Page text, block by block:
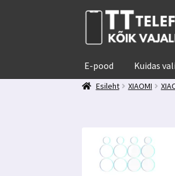
Liigu
navigeerimisele
Liigu
juurde
E-pood Kuidas
Esileht
XIAOMI